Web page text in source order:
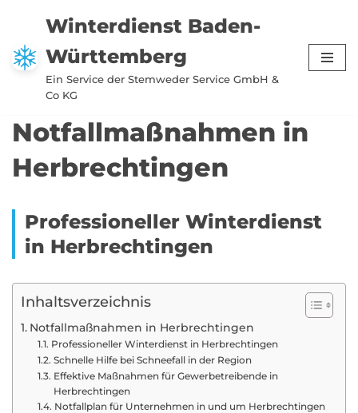
Zum
Inhalt
springen
Winterdienst Baden-
Württemberg
Ein Service der Stemweder Service GmbH &
Co KG
Notfallmaßnahmen in
Herbrechtingen
Professioneller Winterdienst
in Herbrechtingen
Inhaltsverzeichnis
Notfallmaßnahmen in Herbrechtingen
Professioneller Winterdienst in Herbrechtingen
Schnelle Hilfe bei Schneefall in der Region
Effektive Maßnahmen für Gewerbetreibende in
Herbrechtingen
Notfallplan für Unternehmen in und um Herbrechtingen